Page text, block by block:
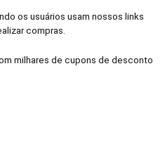
os usuários usam nossos links
compras.
milhares de cupons de desconto